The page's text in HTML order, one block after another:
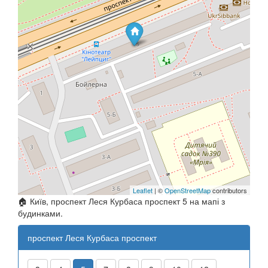
Leaflet | ©OpenStreetMapcontributors
🏠 Київ, проспект Леся Курбаса проспект 5 на мапі з
будинками.
проспект Леся Курбаса проспект